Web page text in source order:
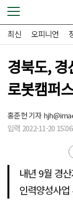
최신 오피니언
경북도, 경
로봇캠퍼
홍준헌 기자
입력 2022-11-20
내년 9월 경
인력양성사